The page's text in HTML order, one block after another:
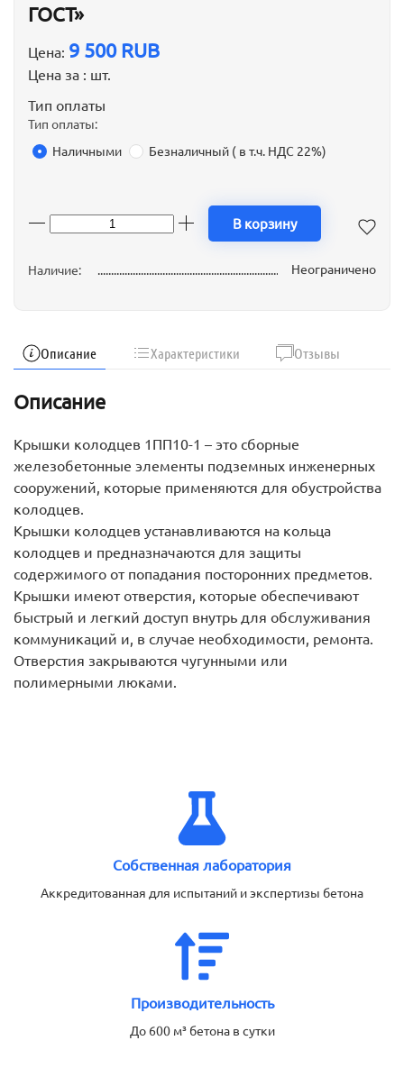
ГОСТ»
Цена: 9 500 RUB
Цена за : шт.
Тип оплаты
Тип оплаты:
Наличными
Безналичный ( в т.ч. НДС 22%)
В корзину
Наличие: Неограничено
Описание Характеристики Отзывы
Описание
Крышки колодцев 1ПП10-1 – это сборные
железобетонные элементы подземных инженерных
сооружений, которые применяются для обустройства
колодцев.
Крышки колодцев устанавливаются на кольца
колодцев и предназначаются для защиты
содержимого от попадания посторонних предметов.
Крышки имеют отверстия, которые обеспечивают
быстрый и легкий доступ внутрь для обслуживания
коммуникаций и, в случае необходимости, ремонта.
Отверстия закрываются чугунными или
полимерными люками.
Собственная лаборатория
Аккредитованная для испытаний и экспертизы бетона
Производительность
До 600 м³ бетона в сутки